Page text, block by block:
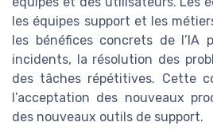
les équipes support et les
les bénéfices concrets de l’IA
incidents, la résolution des
des tâches répétitives. Cette
l’acceptation des nouveaux
des nouveaux outils de support.